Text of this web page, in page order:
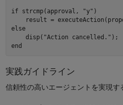
if strcmp(approval, "y")
result =
else
    disp("Action cancelled.");
実践ガイドライン
信頼性の高いエージェントを実現す